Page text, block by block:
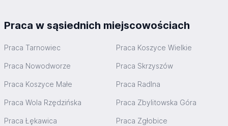
Praca w sąsiednich miejscowościach
Praca Tarnowiec Praca Koszyce Wielkie
Praca Nowodworze Praca Skrzyszów
Praca Koszyce Małe Praca Radlna
Praca Wola Rzędzińska Praca Zbylitowska Góra
Praca Łękawica Praca Zgłobice